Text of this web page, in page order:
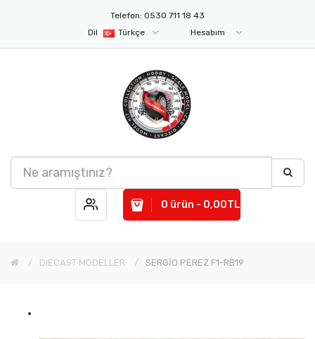
Telefon: 0530 711 18 43
Dil
Türkçe Hesabım
0 ürün - 0,00TL
DIECAST MODELLER SERGİO PEREZ F1-RB19